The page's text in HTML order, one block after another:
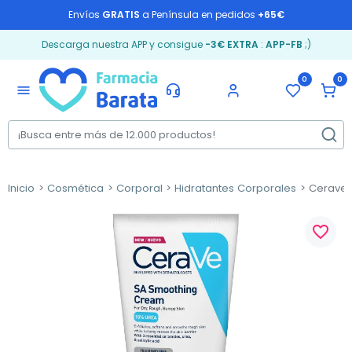
Envíos GRATIS a Península en pedidos +65€
Descarga nuestra APP y consigue -3€ EXTRA: APP-FB ;)
menu
0 0
Inicio Cosmética Corporal Hidratantes Corporales Cerave
favorite_border